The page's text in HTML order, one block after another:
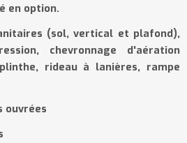
en option.
(sol, vertical et plafond),
chevronnage d'aération
rideau à lanières, rampe
ouvrées